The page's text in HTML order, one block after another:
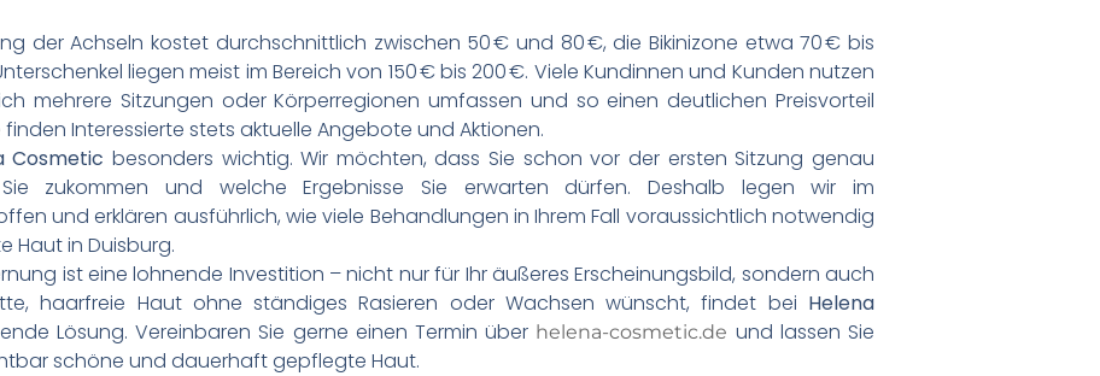
der Achseln kostet durchschnittlich zwischen 50 € und 80 €, die Bikinizone etwa 70 € bis
liegen meist im Bereich von 150 € bis 200 €. Viele Kundinnen und Kunden nutzen
mehrere Sitzungen oder Körperregionen umfassen und so einen deutlichen Preisvorteil
finden Interessierte stets aktuelle Angebote und Aktionen.
Cosmetic besonders wichtig. Wir möchten, dass Sie schon vor der ersten Sitzung genau
zukommen und welche Ergebnisse Sie erwarten dürfen. Deshalb legen wir im
und erklären ausführlich, wie viele Behandlungen in Ihrem Fall voraussichtlich notwendig
Haut in Duisburg.
ist eine lohnende Investition – nicht nur für Ihr äußeres Erscheinungsbild, sondern auch
haarfreie Haut ohne ständiges Rasieren oder Wachsen wünscht, findet bei Helena
Lösung. Vereinbaren Sie gerne einen Termin über helena-cosmetic.de und lassen Sie
schöne und dauerhaft gepflegte Haut.